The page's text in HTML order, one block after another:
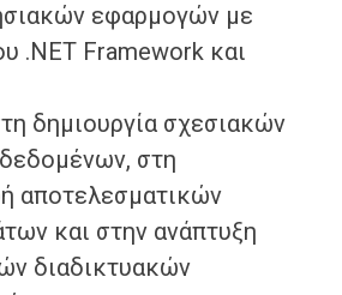
εφαρμογών με
.NET Framework και
δημιουργία σχεσιακών
στη
αποτελεσματικών
και στην ανάπτυξη
διαδικτυακών